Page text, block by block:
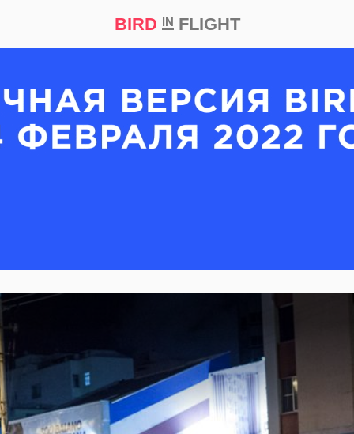
BIRD INFLIGHT